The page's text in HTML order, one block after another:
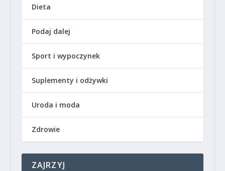
Dieta
Podaj dalej
Sport i wypoczynek
Suplementy i odżywki
Uroda i moda
Zdrowie
ZAJRZYJ